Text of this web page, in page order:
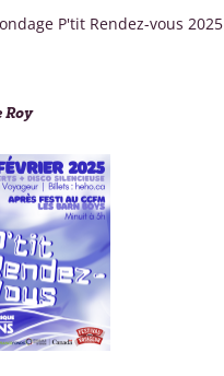
P'tit Rendez-vous 2025
Roy